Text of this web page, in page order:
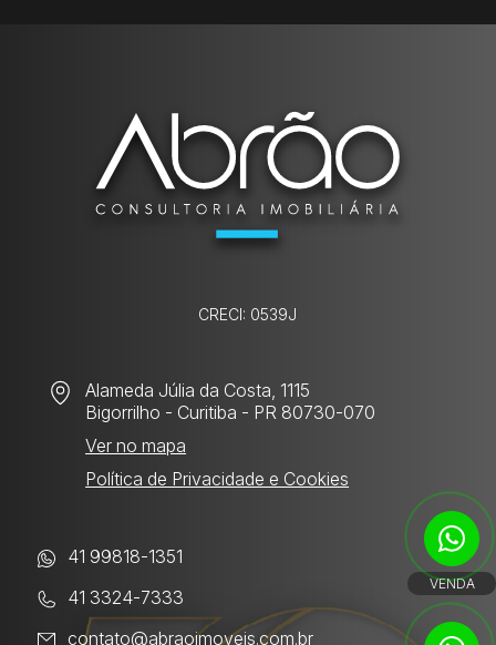
CRECI: 0539J
Alameda Júlia da Costa, 1115
Bigorrilho - Curitiba - PR 80730-070
Ver no mapa
Política de Privacidade e Cookies
41 99818-1351
41 3324-7333
contato@abraoimoveis.com.br
VENDA